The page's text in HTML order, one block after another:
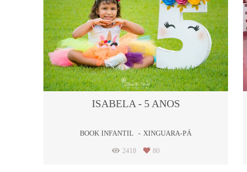
ISABELA - 5 ANOS
BOOK INFANTIL XINGUARA-PÁ
2418 80